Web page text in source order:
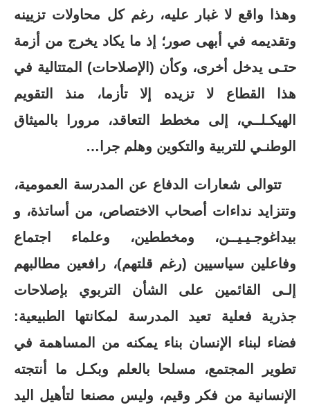
وهذا واقع لا غبار عليه، رغم كل محاولات تزيينه
وتقديمه في أبهى صور؛ إذ ما يكاد يخرج من أزمة
حتـى يدخل أخرى، وكأن (الإصلاحات) المتتالية في
هذا القطاع لا تزيده إلا تأزما، منذ التقويم
الهيكـلــي، إلى مخطط التعاقد، مرورا بالميثاق
الوطنـي للتربية والتكوين وهلم جرا…
تتوالى شعارات الدفاع عن المدرسة العمومية،
وتتزايد نداءات أصحاب الاختصاص، من أساتذة، و
بيداغوجـيـيــن، ومخططين، وعلماء اجتماع
وفاعلين سياسيين (رغم قلتهم)، رافعين مطالبهم
إلـى القائمين على الشأن التربوي بإصلاحات
جذرية فعلية تعيد المدرسة لمكانتها الطبيعية:
فضاء لبناء الإنسان بناء يمكنه من المساهمة في
تطوير المجتمع، مسلحا بالعلم وبكـل ما أنتجته
الإنسانية من فكر وقيم، وليس مصنعا لتأهيل اليد